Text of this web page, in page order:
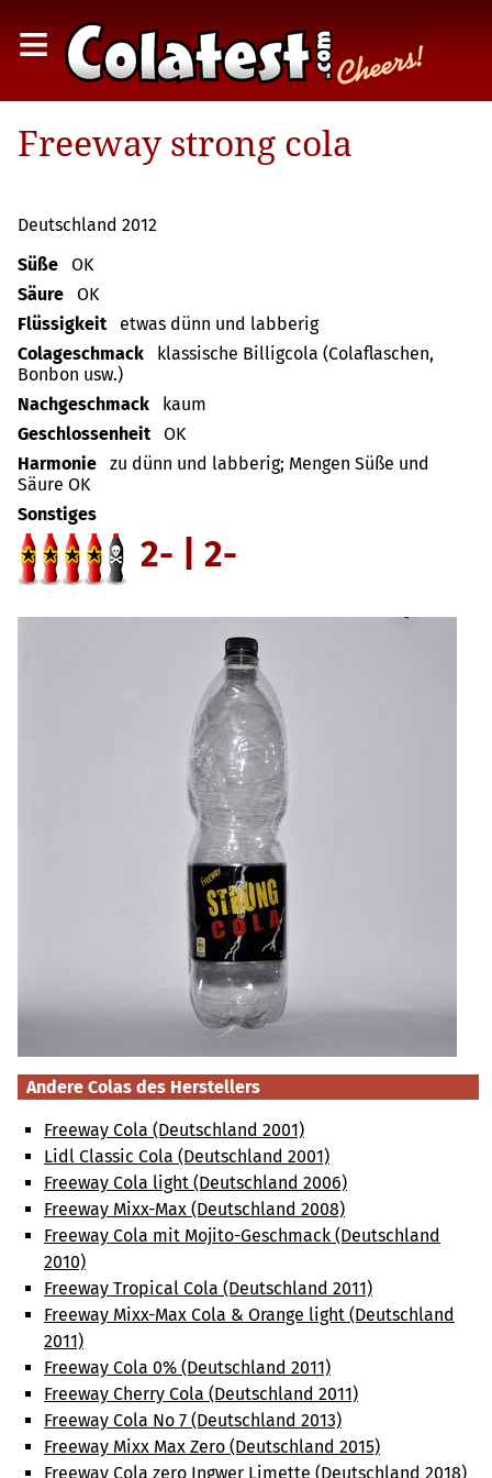
≡
Freeway strong cola
Deutschland 2012
Süße
OK
Säure
OK
Flüssigkeit
etwas dünn und labberig
Colageschmack
klassische Billigcola (Colaflaschen,
Bonbon usw.)
Nachgeschmack
kaum
Geschlossenheit
OK
Harmonie
zu dünn und labberig; Mengen Süße und
Säure OK
Sonstiges
2- | 2-
Andere Colas des Herstellers
Freeway Cola (Deutschland 2001)
Lidl Classic Cola (Deutschland 2001)
Freeway Cola light (Deutschland 2006)
Freeway Mixx-Max (Deutschland 2008)
Freeway Cola mit Mojito-Geschmack (Deutschland
2010)
Freeway Tropical Cola (Deutschland 2011)
Freeway Mixx-Max Cola & Orange light (Deutschland
2011)
Freeway Cola 0% (Deutschland 2011)
Freeway Cherry Cola (Deutschland 2011)
Freeway Cola No 7 (Deutschland 2013)
Freeway Mixx Max Zero (Deutschland 2015)
Freeway Cola zero Ingwer Limette (Deutschland 2018)